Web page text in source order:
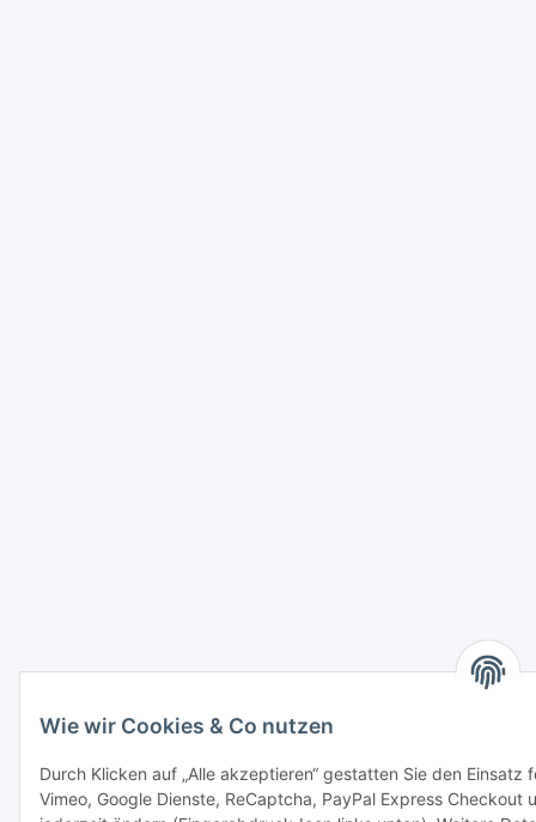
Wie wir Cookies & Co nutzen
Durch Klicken auf „Alle akzeptieren“ gestatten Sie den
Vimeo, Google Dienste, ReCaptcha, PayPal Express Checkout